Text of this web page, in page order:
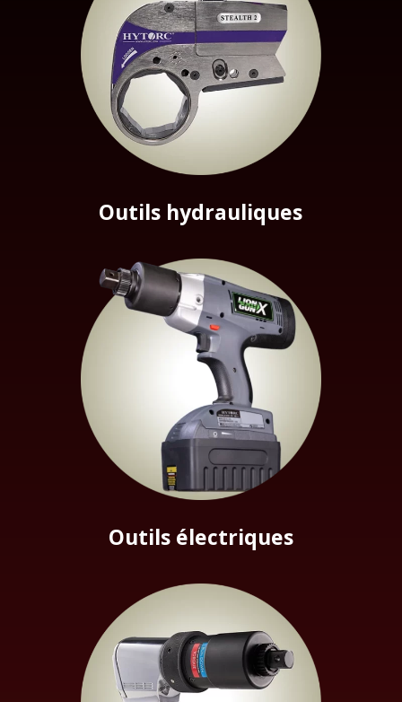
Outils hydrauliques
Outils électriques